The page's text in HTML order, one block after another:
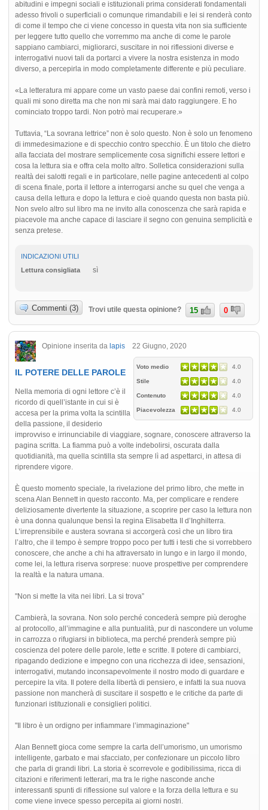
abitudini e impegni sociali e istituzionali prima considerati fondamentali
adesso frivoli o superficiali o comunque rimandabili e lei si renderà conto
di come il tempo che ci viene concesso in questa vita non sia sufficiente
per leggere tutto quello che vorremmo ma anche di come le parole
sappiano cambiarci, migliorarci, suscitare in noi riflessioni diverse e
interrogativi nuovi tali da portarci a vivere la nostra esistenza in modo
diverso, a percepirla in modo completamente differente e più peculiare.
«La letteratura mi appare come un vasto paese dai confini remoti, verso i
quali mi sono diretta ma che non mi sarà mai dato raggiungere. E ho
cominciato troppo tardi. Non potrò mai recuperare.»
Tuttavia, “La sovrana lettrice” non è solo questo. Non è solo un fenomeno
di immedesimazione e di specchio contro specchio. È un titolo che dietro
alla facciata del mostrare semplicemente cosa significhi essere lettori e
cosa la lettura sia e offra cela molto altro. Solletica considerazioni sulla
realtà dei salotti regali e in particolare, nelle pagine antecedenti al colpo
di scena finale, porta il lettore a interrogarsi anche su quel che venga a
causa della lettura e dopo la lettura e cioè quando questa non basta più.
Non svelo altro sul libro ma ne invito alla conoscenza che sarà rapida e
piacevole ma anche capace di lasciare il segno con genuina semplicità e
senza pretese.
INDICAZIONI UTILI
Lettura consigliata
sì
Commenti (3) Trovi utile questa opinione? 15 0
Opinione inserita da lapis 22 Giugno, 2020
Voto medio 4.0
Stile 4.0
Contenuto 4.0
Piacevolezza 4.0
IL POTERE DELLE PAROLE
Nella memoria di ogni lettore c’è il
ricordo di quell’istante in cui si è
accesa per la prima volta la scintilla
della passione, il desiderio
improvviso e irrinunciabile di viaggiare, sognare, conoscere attraverso la
pagina scritta. La fiamma può a volte indebolirsi, oscurata dalla
quotidianità, ma quella scintilla sta sempre lì ad aspettarci, in attesa di
riprendere vigore.
È questo momento speciale, la rivelazione del primo libro, che mette in
scena Alan Bennett in questo racconto. Ma, per complicare e rendere
deliziosamente divertente la situazione, a scoprire per caso la lettura non
è una donna qualunque bensì la regina Elisabetta II d’Inghilterra.
L’irreprensibile e austera sovrana si accorgerà così che un libro tira
l’altro, che il tempo è sempre troppo poco per tutti i testi che si vorrebbero
conoscere, che anche a chi ha attraversato in lungo e in largo il mondo,
come lei, la lettura riserva sorprese: nuove prospettive per comprendere
la realtà e la natura umana.
"Non si mette la vita nei libri. La si trova”
Cambierà, la sovrana. Non solo perché concederà sempre più deroghe
al protocollo, all’immagine e alla puntualità, pur di nascondere un volume
in carrozza o rifugiarsi in biblioteca, ma perché prenderà sempre più
coscienza del potere delle parole, lette e scritte. Il potere di cambiarci,
ripagando dedizione e impegno con una ricchezza di idee, sensazioni,
interrogativi, mutando inconsapevolmente il nostro modo di guardare e
percepire la vita. Il potere della libertà di pensiero, e infatti la sua nuova
passione non mancherà di suscitare il sospetto e le critiche da parte di
funzionari istituzionali e consiglieri politici.
"Il libro è un ordigno per infiammare l’immaginazione"
Alan Bennett gioca come sempre la carta dell’umorismo, un umorismo
intelligente, garbato e mai sfacciato, per confezionare un piccolo libro
che parla di grandi libri. La storia è scorrevole e godibilissima, ricca di
citazioni e riferimenti letterari, ma tra le righe nasconde anche
interessanti spunti di riflessione sul valore e la forza della lettura e su
come viene invece spesso percepita ai giorni nostri.